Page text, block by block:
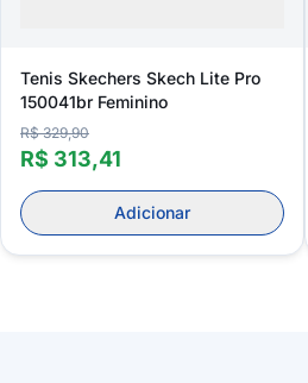
Tenis Skechers Skech Lite Pro
150041br Feminino
R$ 329,90
R$ 313,41
Adicionar